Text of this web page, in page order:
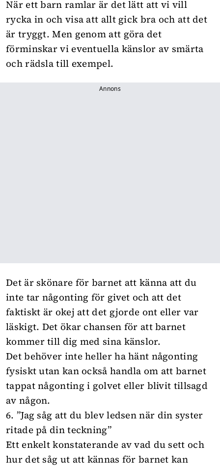
När ett barn ramlar är det lätt att vi vill
rycka in och visa att allt gick bra och att det
är tryggt. Men genom att göra det
förminskar vi eventuella känslor av smärta
och rädsla till exempel.
Annons
Det är skönare för barnet att känna att du
inte tar någonting för givet och att det
faktiskt är okej att det gjorde ont eller var
läskigt. Det ökar chansen för att barnet
kommer till dig med sina känslor.
Det behöver inte heller ha hänt någonting
fysiskt utan kan också handla om att barnet
tappat någonting i golvet eller blivit tillsagd
av någon.
6. ”Jag såg att du blev ledsen när din syster
ritade på din teckning”
Ett enkelt konstaterande av vad du sett och
hur det såg ut att kännas för barnet kan